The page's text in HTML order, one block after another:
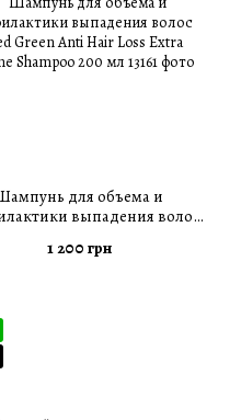
для объема и
выпадения волос
Volume Shampoo 200 мл
1 200 грн